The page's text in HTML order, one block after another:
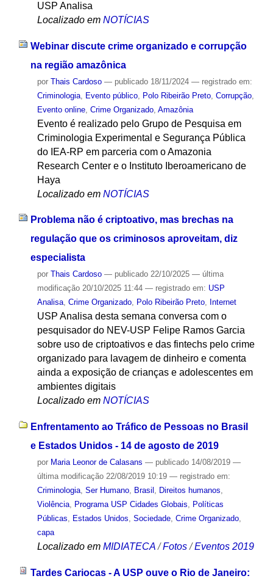
USP Analisa
Localizado em NOTÍCIAS
Webinar discute crime organizado e corrupção
na região amazônica
por Thais Cardoso — publicado18/11/2024 — registrado em:
Criminologia, Evento público, Polo Ribeirão Preto, Corrupção,
Evento online, Crime Organizado, Amazônia
Evento é realizado pelo Grupo de Pesquisa em
Criminologia Experimental e Segurança Pública
do IEA-RP em parceria com o Amazonia
Research Center e o Instituto Iberoamericano de
Haya
Localizado em NOTÍCIAS
Problema não é criptoativo, mas brechas na
regulação que os criminosos aproveitam, diz
especialista
por Thais Cardoso — publicado22/10/2025 — última
modificação20/10/2025 11:44 — registrado em: USP
Analisa, Crime Organizado, Polo Ribeirão Preto, Internet
USP Analisa desta semana conversa com o
pesquisador do NEV-USP Felipe Ramos Garcia
sobre uso de criptoativos e das fintechs pelo crime
organizado para lavagem de dinheiro e comenta
ainda a exposição de crianças e adolescentes em
ambientes digitais
Localizado em NOTÍCIAS
Enfrentamento ao Tráfico de Pessoas no Brasil
e Estados Unidos - 14 de agosto de 2019
por Maria Leonor de Calasans — publicado14/08/2019 —
última modificação22/08/2019 10:19 — registrado em:
Criminologia, Ser Humano, Brasil , Direitos humanos,
Violência, Programa USP Cidades Globais, Políticas
Públicas, Estados Unidos, Sociedade, Crime Organizado,
capa
Localizado em MIDIATECA /Fotos /Eventos 2019
Tardes Cariocas - A USP ouve o Rio de Janeiro: